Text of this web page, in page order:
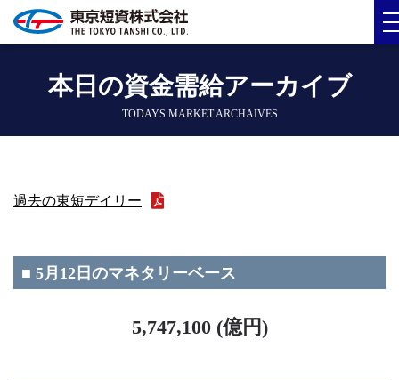
本日の資金需給アーカイブ
TODAYS MARKET ARCHAIVES
過去の東短デイリー
■ 5月12日のマネタリーベース
5,747,100 (億円)